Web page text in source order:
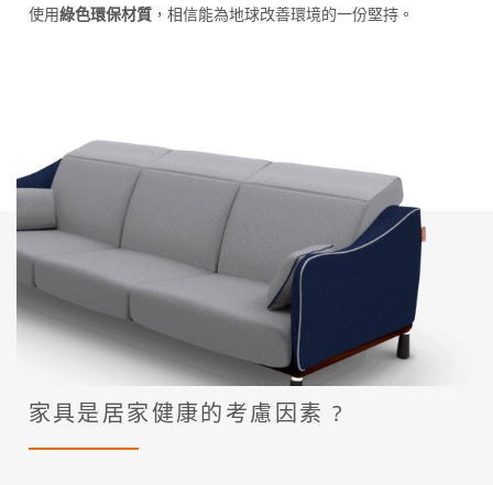
使用綠色環保材質，相信能為地球改善環境的一份堅持。
家具是居家健康的考慮因素 ?